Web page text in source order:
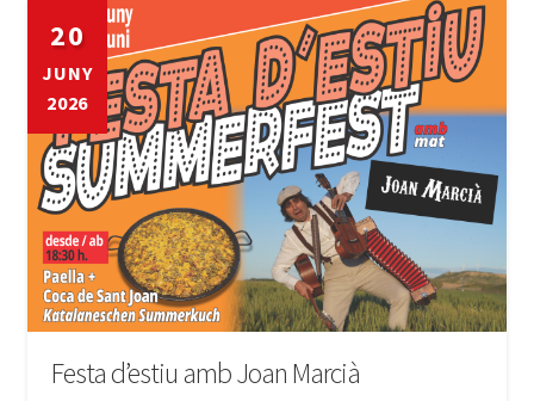
20
JUNY
2026
Festa d’estiu amb Joan Marcià